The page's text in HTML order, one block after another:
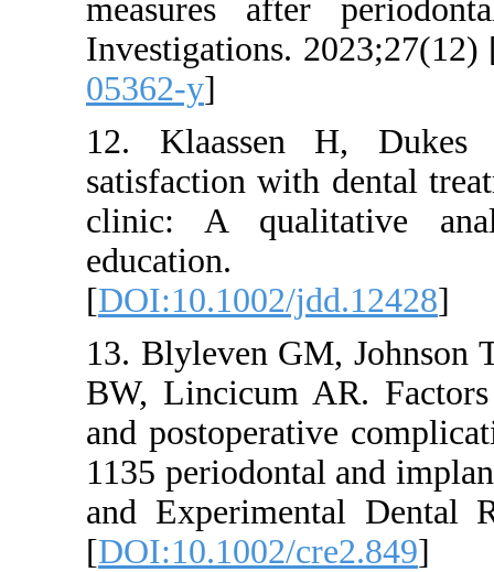
12.
satisfaction
clinic: A
[
13.
BW,
and
1135
and
[